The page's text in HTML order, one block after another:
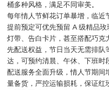
桶多种风格，满足不同审美。
每年情人节鲜花订单暴增，临近
提前预定可优先预留 A 级精品
灯带、告白卡片，甚至搭配巧克
先配送权益，节日当天无需排队
达，可预约清晨、午休、下班时
配送服务全面升级，情人节期间
量备货，严控运输损耗，保证红